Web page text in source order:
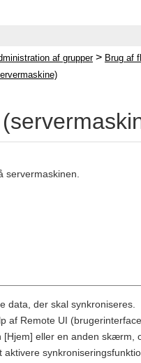
af grupper> Brug af
servermaskinen.
data, der skal synkroniseres.
Remote UI
eller en anden